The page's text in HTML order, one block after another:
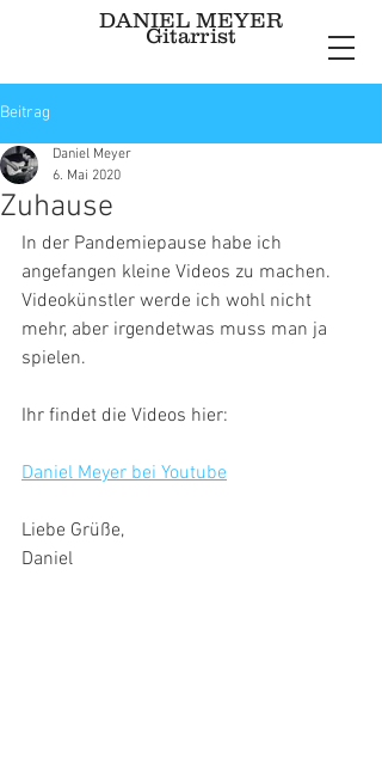
DANIEL MEYER
Gitarrist
Beitrag
Zuhause
Daniel Meyer
6. Mai 2020
In der Pandemiepause habe ich
angefangen kleine Videos zu machen.
Videokünstler werde ich wohl nicht
mehr, aber irgendetwas muss man ja
spielen.
Ihr findet die Videos hier:
Daniel Meyer bei Youtube
Liebe Grüße,
Daniel